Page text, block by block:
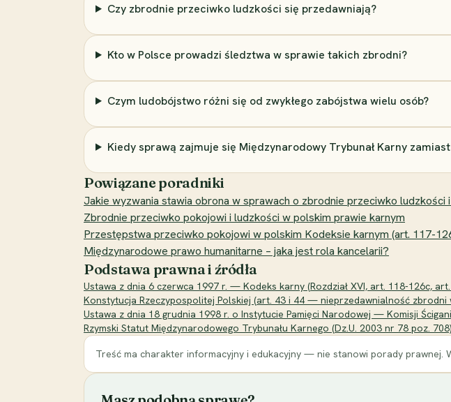
Czy zbrodnie przeciwko ludzkości się przedawniają?
Kto w Polsce prowadzi śledztwa w sprawie takich zbrodni?
Czym ludobójstwo różni się od zwykłego zabójstwa wielu osób?
Kiedy sprawą zajmuje się Międzynarodowy Trybunał Karny
Powiązane poradniki
Jakie wyzwania stawia obrona w sprawach o zbrodnie przeciwko ludzkości
Zbrodnie przeciwko pokojowi i ludzkości w polskim prawie karnym
Przestępstwa przeciwko pokojowi w polskim Kodeksie karnym (art. 117-
Międzynarodowe prawo humanitarne – jaka jest rola kancelarii?
Podstawa prawna i źródła
Ustawa z dnia 6 czerwca 1997 r. — Kodeks karny (Rozdział XVI, art. 118-126c,
Konstytucja Rzeczypospolitej Polskiej (art. 43 i 44 — nieprzedawnialność zbrodni
Ustawa z dnia 18 grudnia 1998 r. o Instytucie Pamięci Narodowej — Komisji
Rzymski Statut Międzynarodowego Trybunału Karnego (Dz.U. 2003 nr 78 poz. 708)
Treść ma charakter informacyjny i edukacyjny — nie stanowi porady prawnej.